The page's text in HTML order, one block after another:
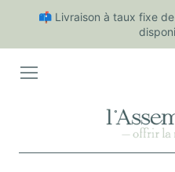
📫 Livraison à taux fixe